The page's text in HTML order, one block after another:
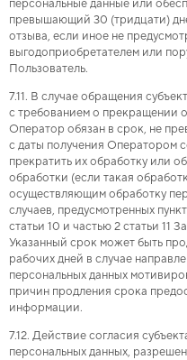
персональные данные или
превышающий 30 (тридцати)
отзыва, если иное не
выгодоприобретателем или
Пользователь.
7.11. В случае обращения
с требованием о прекращении
Оператор обязан в срок, не
с даты получения Оператором
прекратить их обработку или
обработки (если такая
осуществляющим обработку
случаев, предусмотренных
статьи 10 и частью 2 статьи 11
Указанный срок может быть
рабочих дней в случае
персональных данных
причин продления срока
информации.
7.12. Действие согласия
персональных данных,